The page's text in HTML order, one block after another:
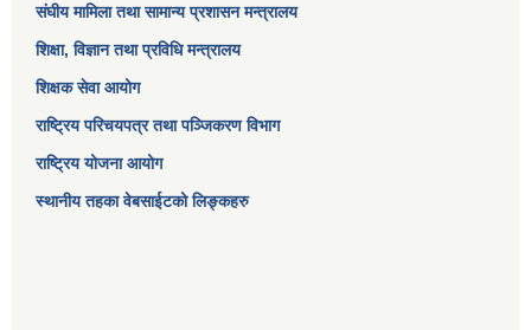
संघीय मामिला तथा सामान्य प्रशासन मन्त्रालय
शिक्षा, विज्ञान तथा प्रविधि मन्त्रालय
शिक्षक सेवा आयोग
राष्ट्रिय परिचयपत्र तथा पञ्जिकरण विभाग
राष्ट्रिय योजना आयोग
स्थानीय तहका वेबसाईटको लिङ्कहरु